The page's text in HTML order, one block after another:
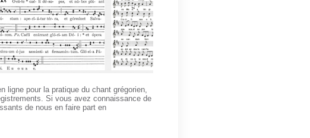
ligne pour la pratique du chant grégorien,
Si vous avez connaissance de
de nous en faire part en